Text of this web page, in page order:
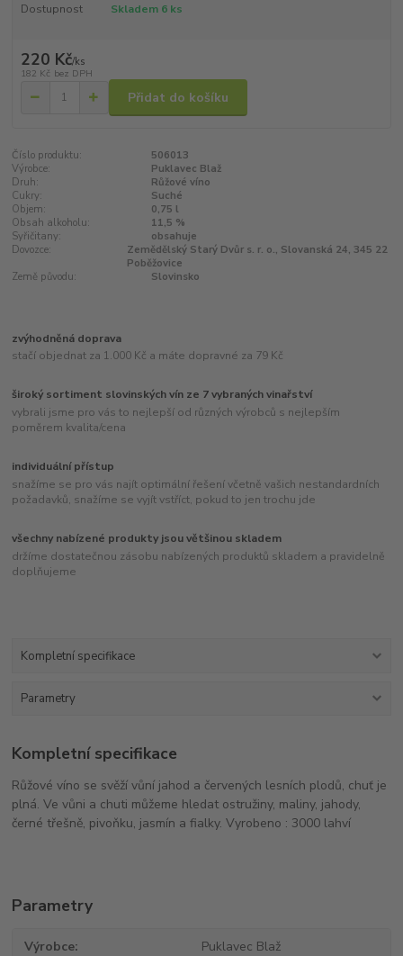
Dostupnost Skladem 6 ks
220 Kč/ks
182 Kč bez DPH
Přidat do košíku
Číslo produktu:
506013
Výrobce:
Puklavec Blaž
Druh:
Růžové víno
Cukry:
Suché
Objem:
0,75 l
Obsah alkoholu:
11,5 %
Syřičitany:
obsahuje
Dovozce:
Zemědělský Starý Dvůr s. r. o., Slovanská 24, 345 22
Poběžovice
Země původu:
Slovinsko
zvýhodněná doprava
stačí objednat za 1.000 Kč a máte dopravné za 79 Kč
široký sortiment slovinských vín ze 7 vybraných vinařství
vybrali jsme pro vás to nejlepší od různých výrobců s nejlepším
poměrem kvalita/cena
individuální přístup
snažíme se pro vás najít optimální řešení včetně vašich nestandardních
požadavků, snažíme se vyjít vstříct, pokud to jen trochu jde
všechny nabízené produkty jsou většinou skladem
držíme dostatečnou zásobu nabízených produktů skladem a pravidelně
doplňujeme
Kompletní specifikace
Parametry
Kompletní specifikace
Růžové víno se svěží vůní jahod a červených lesních plodů, chuť je
plná. Ve vůni a chuti můžeme hledat ostružiny, maliny, jahody,
černé třešně, pivoňku, jasmín a fialky. Vyrobeno : 3000 lahví
Parametry
Výrobce Puklavec Blaž